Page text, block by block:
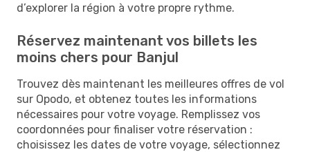
d’explorer la région à votre propre rythme.
Réservez maintenant vos billets les
moins chers pour Banjul
Trouvez dès maintenant les meilleures offres de vol
sur Opodo, et obtenez toutes les informations
nécessaires pour votre voyage. Remplissez vos
coordonnées pour finaliser votre réservation :
choisissez les dates de votre voyage, sélectionnez